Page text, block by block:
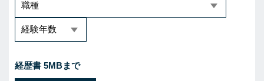
経歴書 5MBまで